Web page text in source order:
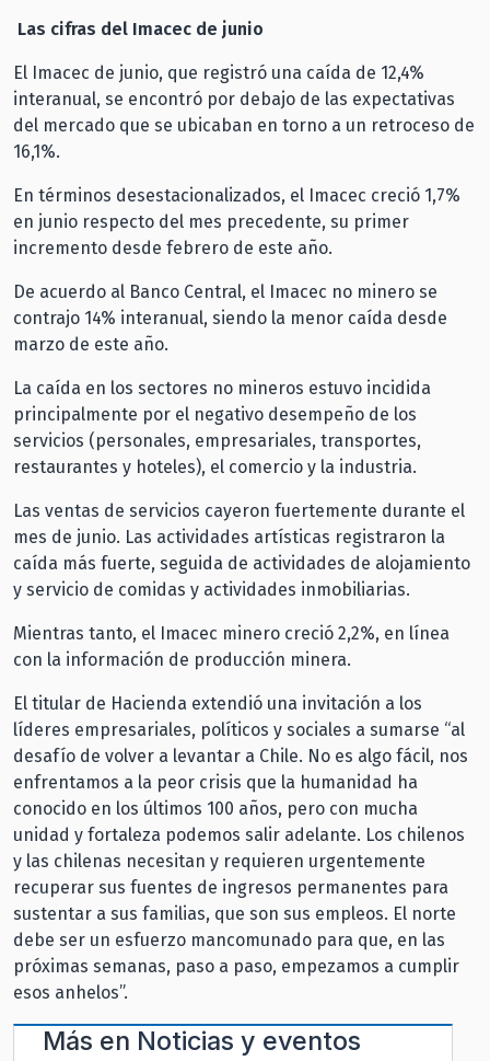
Las cifras del Imacec de junio
El Imacec de junio, que registró una caída de 12,4%
interanual, se encontró por debajo de las expectativas
del mercado que se ubicaban en torno a un retroceso de
16,1%.
En términos desestacionalizados, el Imacec creció 1,7%
en junio respecto del mes precedente, su primer
incremento desde febrero de este año.
De acuerdo al Banco Central, el Imacec no minero se
contrajo 14% interanual, siendo la menor caída desde
marzo de este año.
La caída en los sectores no mineros estuvo incidida
principalmente por el negativo desempeño de los
servicios (personales, empresariales, transportes,
restaurantes y hoteles), el comercio y la industria.
Las ventas de servicios cayeron fuertemente durante el
mes de junio. Las actividades artísticas registraron la
caída más fuerte, seguida de actividades de alojamiento
y servicio de comidas y actividades inmobiliarias.
Mientras tanto, el Imacec minero creció 2,2%, en línea
con la información de producción minera.
El titular de Hacienda extendió una invitación a los
líderes empresariales, políticos y sociales a sumarse “al
desafío de volver a levantar a Chile. No es algo fácil, nos
enfrentamos a la peor crisis que la humanidad ha
conocido en los últimos 100 años, pero con mucha
unidad y fortaleza podemos salir adelante. Los chilenos
y las chilenas necesitan y requieren urgentemente
recuperar sus fuentes de ingresos permanentes para
sustentar a sus familias, que son sus empleos. El norte
debe ser un esfuerzo mancomunado para que, en las
próximas semanas, paso a paso, empezamos a cumplir
esos anhelos”.
Más en Noticias y eventos